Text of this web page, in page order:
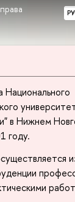
Национального
в Нижнем
году.